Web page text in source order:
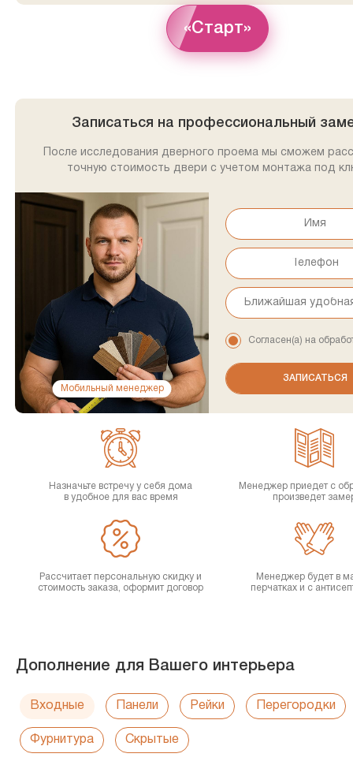
«Старт»
Записаться на профессиональный
После исследования дверного проема мы сможем
точную стоимость двери с учетом монтажа под
Мобильный менеджер
Согласен(а) на
Назначьте встречу у себя дома
в удобное для вас время
Менеджер приедет с
произведет
Рассчитает персональную скидку и
стоимость заказа, оформит договор
Менеджер будет в
перчатках и с
Дополнение для Вашего интерьера
Входные Панели Рейки Перегородки
Фурнитура Скрытые